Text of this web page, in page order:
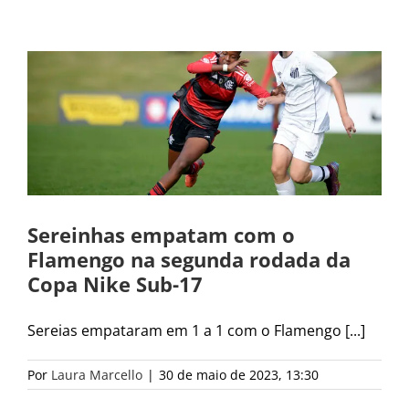
Sereinhas empatam com o
Flamengo na segunda rodada da
Copa Nike Sub-17
Sereias empataram em 1 a 1 com o Flamengo [...]
Por Laura Marcello | 30 de maio de 2023, 13:30